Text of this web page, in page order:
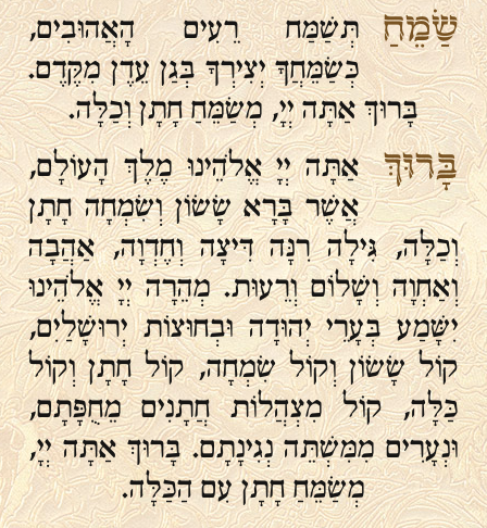
שַׂמֵחַתְּשַׁמַּח רֵעִים הָאֲהוּבִים,
כְּשַׂמֵּחֲךָ יְצִירְךָ בְּגַן עֵדֶן מִקֶּדֶם.
בָּרוּךְ אַתָּה יְיָ, מְשַׂמֵּחַ חָתָן וְכַלָּה.
בָּרוּךְאַתָּה יְיָ אֱלֹהֵינוּ מֶלֶךְ הָעוֹלָם,
אֲשֶׁר בָּרָא שָׂשׂוֹן וְשִׂמְחָה חָתָן
וְכַלָּה, גִּילָה רִנָּה דִּיצָה וְחֶדְוָה, אַהֲבָה
וְאַחְוָה וְשָׁלוֹם וְרֵעוּת. מְהֵרָה יְיָ אֱלֹהֵינוּ
יִשָּׁמַע בְּעָרֵי יְהוּדָה וּבְחוּצוֹת יְרוּשָׁלַיִם,
קוֹל שָׂשׂוֹן וְקוֹל שִׂמְחָה, קוֹל חָתָן וְקוֹל
כַּלָּה, קוֹל מִצְהֲלוֹת חֲתָנִים מֵחֻפָּתָם,
וּנְעָרִים מִמִּשְׁתֵּה נְגִינָתָם. בָּרוּךְ אַתָּה יְיָ,
מְשַׂמֵּחַ חָתָן עִם הַכַּלָּה.